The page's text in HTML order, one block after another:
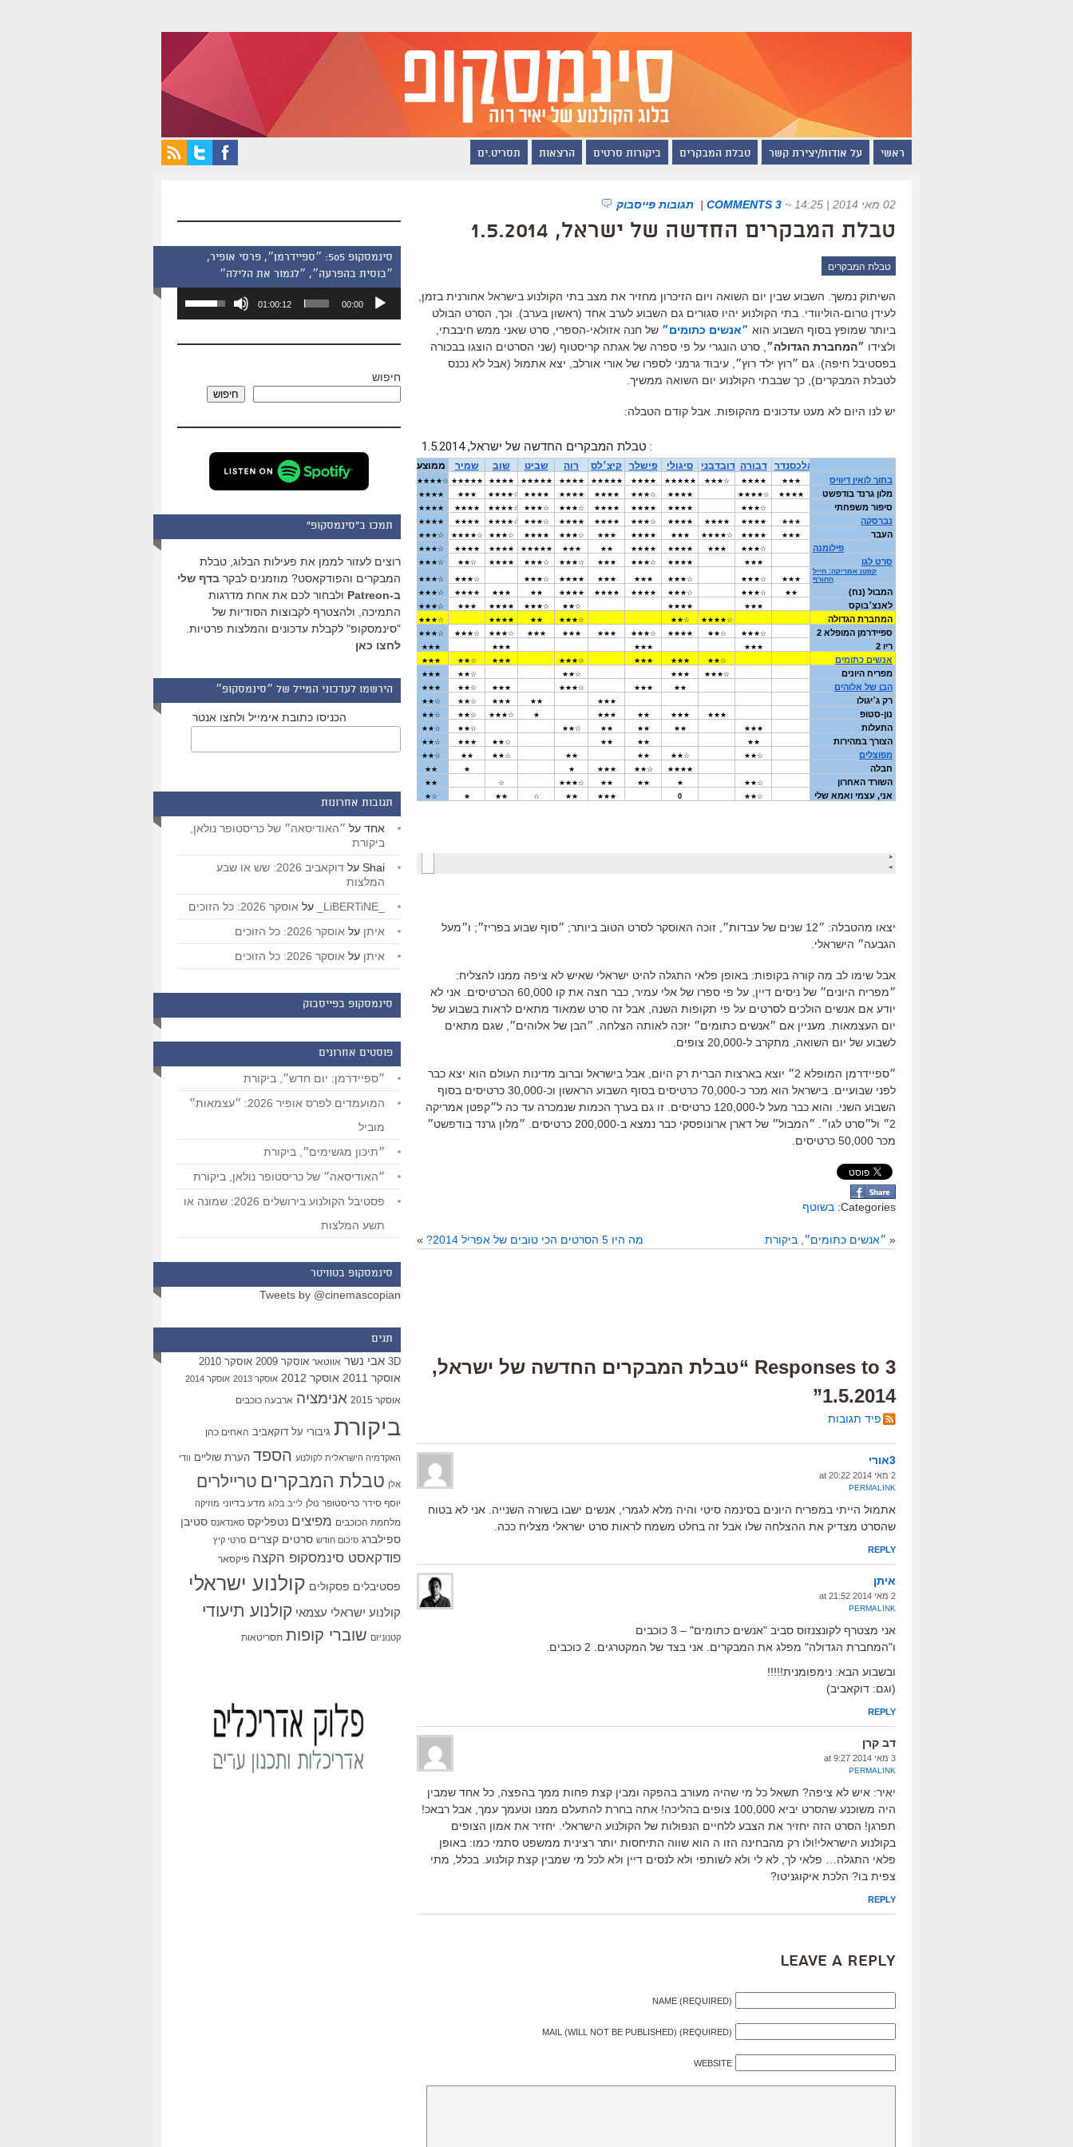
ראשי על אודות/יצירת קשר טבלת המבקרים ביקורות סרטים הרצאות תסריט.ים
02 מאי 2014 | 14:25 ~
3 COMMENTS
| תגובות פייסבוק
טבלת המבקרים החדשה של ישראל, 1.5.2014
טבלת המבקרים
השיתוק נמשך. השבוע שבין יום השואה ויום הזיכרון מחזיר את מצב בתי הקולנוע בישראל אחורנית בזמן,
לעידן טרום-הוליוודי. בתי הקולנוע יהיו סגורים גם השבוע לערב אחד (ראשון בערב). וכך, הסרט הבולט
ביותר שמופץ בסוף השבוע הוא ״אנשים כתומים״ של חנה אזולאי-הספרי, סרט שאני ממש חיבבתי,
ולצידו ״המחברת הגדולה״ , סרט הונגרי על פי ספרה של אגתה קריסטוף (שני הסרטים הוצגו בבכורה
בפסטיבל חיפה). גם ״רוץ ילד רוץ״, עיבוד גרמני לספרו של אורי אורלב, יצא אתמול (אבל לא נכנס
לטבלת המבקרים), כך שבבתי הקולנוע יום השואה ממשיך.
יש לנו היום לא מעט עדכונים מהקופות. אבל קודם הטבלה:
יצאו מהטבלה: ״12 שנים של עבדות״, זוכה האוסקר לסרט הטוב ביותר; ״סוף שבוע בפריז״; ו״מעל
הגבעה״ הישראלי.
אבל שימו לב מה קורה בקופות: באופן פלאי התגלה להיט ישראלי שאיש לא ציפה ממנו להצליח:
״מפריח היונים״ של ניסים דיין, על פי ספרו של אלי עמיר, כבר חצה את קו 60,000 הכרטיסים. אני לא
יודע אם אנשים הולכים לסרטים על פי תקופות השנה, אבל זה סרט שמאוד מתאים לראות בשבוע של
יום העצמאות. מעניין אם ״אנשים כתומים״ יזכה לאותה הצלחה. ״הבן של אלוהים״, שגם מתאים
לשבוע של יום השואה, מתקרב ל-20,000 צופים.
״ספיידרמן המופלא 2״ יוצא בארצות הברית רק היום, אבל בישראל וברוב מדינות העולם הוא יצא כבר
לפני שבועיים. בישראל הוא מכר כ-70,000 כרטיסים בסוף השבוע הראשון וכ-30,000 כרטיסים בסוף
השבוע השני. והוא כבר מעל ל-120,000 כרטיסים. זו גם בערך הכמות שנמכרה עד כה ל״קפטן אמריקה
2״ ול״סרט לגו״. ״המבול״ של דארן ארונופסקי כבר נמצא ב-200,000 כרטיסים. ״מלון גרנד בודפשט״
מכר 50,000 כרטיסים.
Categories: בשוטף
« ״אנשים כתומים״, ביקורת מה היו 5 הסרטים הכי טובים של אפריל 2014? »
3 Responses to “טבלת המבקרים החדשה של ישראל,
1.5.2014”
פיד תגובות
3אורי
2 מאי 2014 at 20:22
PERMALINK
אתמול הייתי במפריח היונים בסינמה סיטי והיה מלא לגמרי, אנשים ישבו בשורה השנייה. אני לא בטוח
שהסרט מצדיק את ההצלחה שלו אבל זה בחלט משמח לראות סרט ישראלי מצליח ככה.
REPLY
איתן
2 מאי 2014 at 21:52
PERMALINK
אני מצטרף לקונצנזוס סביב "אנשים כתומים" – 3 כוכבים
ו"המחברת הגדולה" מפלג את המבקרים. אני בצד של המקטרגים. 2 כוכבים.
ובשבוע הבא: נימפומנית!!!!!
(וגם: דוקאביב)
REPLY
דב קרן
3 מאי 2014 at 9:27
PERMALINK
יאיר: איש לא ציפה? תשאל כל מי שהיה מעורב בהפקה ומבין קצת פחות ממך בהפצה, כל אחד שמבין
היה משוכנע שהסרט יביא 100,000 צופים בהליכה! אתה בחרת להתעלם ממנו וטעמך עמך, אבל רבאכ!
תפרגן! הסרט הזה יחזיר את הצבע ללחיים הנפולות של הקולנוע הישראלי. יחזיר את אמון הצופים
בקולנוע הישראלי!ולו רק מהבחינה הזו ה הוא שווה התיחסות יותר רצינית ממשפט סתמי כמו: באופן
פלאי התגלה… פלאי לך, לא לי ולא לשותפי ולא לנסים דיין ולא לכל מי שמבין קצת קולנוע. בכלל, מתי
צפית בו? הלכת איקוגניטו?
REPLY
Leave a Reply
NAME (REQUIRED)
MAIL (WILL NOT BE PUBLISHED) (REQUIRED)
WEBSITE
סינמסקופ 505: ״ספיידרמן״, פרסי אופיר,
״בוסית בהפרעה״, ״לגמור את הלילה״
אודיו
00:00
01:00:12
השתמש
כדי
שמע.
חיפוש
חיפוש
תמכו ב"סינמסקופ"
רוצים לעזור לממן את פעילות הבלוג, טבלת
המבקרים והפודקאסט? מוזמנים לבקר בדף שלי
ב-Patreon
ולבחור לכם את אחת מדרגות
התמיכה, ולהצטרף לקבוצות הסודיות של
"סינמסקופ" לקבלת עדכונים והמלצות פרטיות.
לחצו כאן
הירשמו לעדכוני המייל של ״סינמסקופ״
הכניסו כתובת אימייל ולחצו אנטר
תגובות אחרונות
אחד על ״האודיסאה״ של כריסטופר נולאן,
ביקורת
Shai על
דוקאביב 2026: שש או שבע
המלצות
על אוסקר 2026: כל הזוכים
איתן על אוסקר 2026: כל הזוכים
איתן על אוסקר 2026: כל הזוכים
סינמסקופ בפייסבוק
פוסטים אחרונים
״ספיידרמן: יום חדש״, ביקורת
המועמדים לפרס אופיר 2026: ״עצמאות״
מוביל
״תיכון מגשימים״, ביקורת
״האודיסאה״ של כריסטופר נולאן, ביקורת
פסטיבל הקולנוע בירושלים 2026: שמונה או
תשע המלצות
סינמסקופ בטוויטר
Tweets by @cinemascopian
תגים
3D אבי נשר אווטאר אוסקר 2009 אוסקר 2010
אוסקר 2011 אוסקר 2012 אוסקר 2013 אוסקר 2014
אוסקר 2015 אנימציה ארבעה כוכבים
ביקורת גיבורי על דוקאביב האחים כהן
האקדמיה הישראלית לקולנוע הספד הערת שוליים וודי
אלן טבלת המבקרים טריילרים
יוסף סידר כריסטופר נולן לייב בלוג מדע בדיוני מוזיקה
מלחמת הכוכבים מפיצים נטפליקס סאנדאנס סטיבן
ספילברג סיכום חודש סרטים קצרים סרטי קיץ
פודקאסט סינמסקופ הקצה פיקסאר
פסטיבלים פסקולים קולנוע ישראלי
קולנוע ישראלי עצמאי קולנוע תיעודי
קטנוניזם שוברי קופות תסריטאות